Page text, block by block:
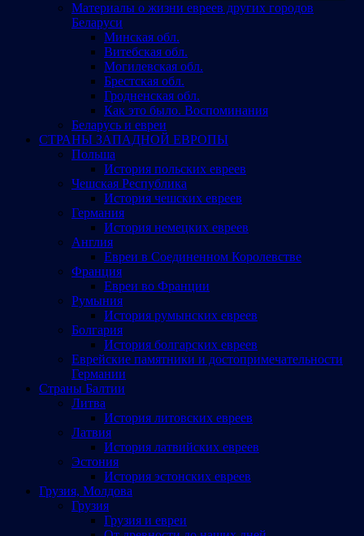
Материалы о жизни евреев других городов
Беларуси
Минская обл.
Витебская обл.
Могилевская обл.
Брестская обл.
Гродненская обл.
Как это было. Воспоминания
Беларусь и евреи
СТРАНЫ ЗАПАДНОЙ ЕВРОПЫ
Польша
История польских евреев
Чешская Республика
История чешских евреев
Германия
История немецких евреев
Англия
Евреи в Соединенном Королевстве
Франция
Евреи во Франции
Румыния
История румынских евреев
Болгария
История болгарских евреев
Еврейские памятники и достопримечательности
Германии
Страны Балтии
Литва
История литовских евреев
Латвия
История латвийских евреев
Эстония
История эстонских евреев
Грузия, Молдова
Грузия
Грузия и евреи